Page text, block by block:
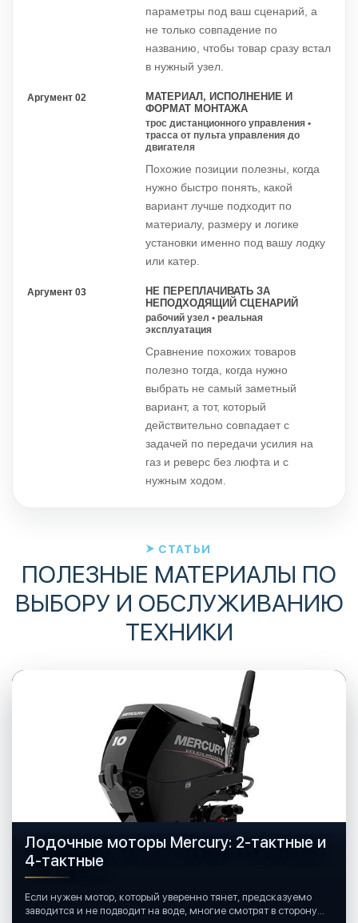
параметры под ваш сценарий, а
не только совпадение по
названию, чтобы товар сразу встал
в нужный узел.
Аргумент 02
МАТЕРИАЛ, ИСПОЛНЕНИЕ И
ФОРМАТ МОНТАЖА
трос дистанционного управления •
трасса от пульта управления до
двигателя
Похожие позиции полезны, когда
нужно быстро понять, какой
вариант лучше подходит по
материалу, размеру и логике
установки именно под вашу лодку
или катер.
Аргумент 03
НЕ ПЕРЕПЛАЧИВАТЬ ЗА
НЕПОДХОДЯЩИЙ СЦЕНАРИЙ
рабочий узел • реальная
эксплуатация
Сравнение похожих товаров
полезно тогда, когда нужно
выбрать не самый заметный
вариант, а тот, который
действительно совпадает с
задачей по передачи усилия на
газ и реверс без люфта и с
нужным ходом.
СТАТЬИ
ПОЛЕЗНЫЕ МАТЕРИАЛЫ ПО
ВЫБОРУ И ОБСЛУЖИВАНИЮ
ТЕХНИКИ
Лодочные моторы Mercury: 2-тактные и
4-тактные
Если нужен мотор, который уверенно тянет, предсказуемо
заводится и не подводит на воде, многие смотрят в сторону